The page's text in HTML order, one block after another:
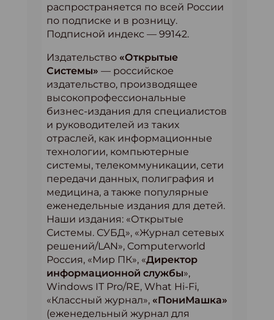
распространяется по всей России
по подписке и в розницу.
Подписной индекс — 99142.
Издательство «Открытые
Системы» — российское
издательство, производящее
высокопрофессиональные
бизнес-издания для специалистов
и руководителей из таких
отраслей, как информационные
технологии, компьютерные
системы, телекоммуникации, сети
передачи данных, полиграфия и
медицина, а также популярные
еженедельные издания для детей.
Наши издания: «Открытые
Системы. СУБД», «Журнал сетевых
решений/LAN», Computerworld
Россия, «Мир ПК», «Директор
информационной службы»,
Windows IT Pro/RE, What Hi-Fi,
«Классный журнал», «ПониМашка»
(еженедельный журнал для